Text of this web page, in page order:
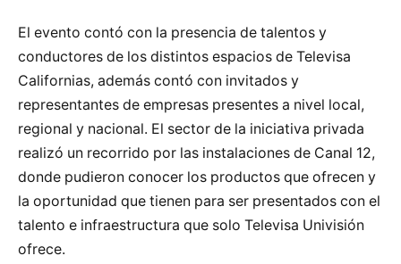
El evento contó con la presencia de talentos y
conductores de los distintos espacios de Televisa
Californias, además contó con invitados y
representantes de empresas presentes a nivel local,
regional y nacional. El sector de la iniciativa privada
realizó un recorrido por las instalaciones de Canal 12,
donde pudieron conocer los productos que ofrecen y
la oportunidad que tienen para ser presentados con el
talento e infraestructura que solo Televisa Univisión
ofrece.